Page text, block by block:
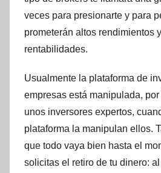
veces para presionarte y para
prometerán altos rendimientos
rentabilidades.
Usualmente la plataforma de
empresas está manipulada,
unos inversores expertos,
plataforma la manipulan ellos.
que todo vaya bien hasta el
solicitas el retiro de tu dinero: